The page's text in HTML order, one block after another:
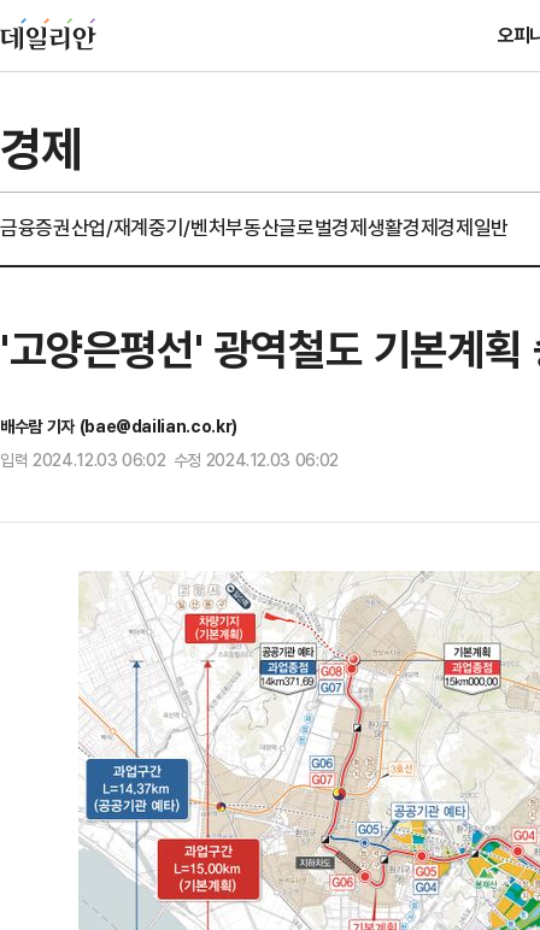
오피
경제
금융증권산업/재계중기/벤처부동산글로벌경제생활경제경제일반
'고양은평선' 광역철도 기본계
배수람 기자 (bae@dailian.co.kr)
입력 2024.12.03 06:02 수정 2024.12.03 06:02